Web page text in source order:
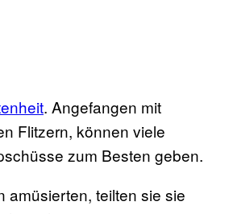
. Angefangen mit
Flitzern, können viele
zum Besten geben.
amüsierten, teilten sie sie